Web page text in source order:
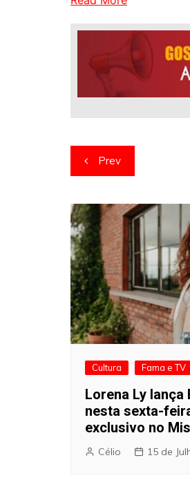
Navegação
de
artigos
Prev
Cultura Fama e TV
Lorena Ly lança
nesta sexta-
exclusivo no
Célio 15 de